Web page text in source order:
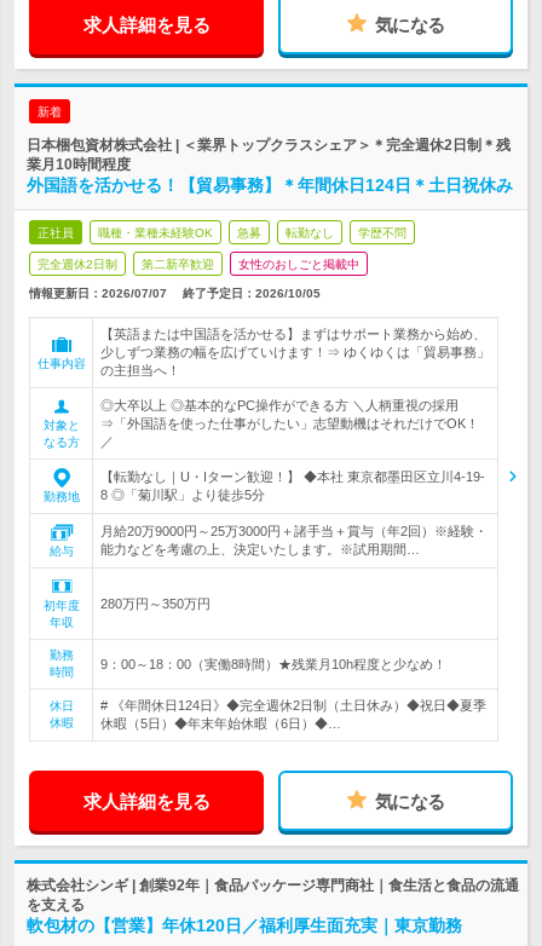
求人詳細を見る 気になる
新着
日本梱包資材株式会社 | ＜業界トップクラスシェア＞＊完全週休2日制＊残
業月10時間程度
外国語を活かせる！【貿易事務】＊年間休日124日＊土日祝休み
正社員 職種・業種未経験OK 急募 転勤なし 学歴不問
完全週休2日制 第二新卒歓迎 女性のおしごと掲載中
情報更新日：2026/07/07 終了予定日： 2026/10/05
仕事内容
【英語または中国語を活かせる】まずはサポート業務から始め、
少しずつ業務の幅を広げていけます！⇒ ゆくゆくは「貿易事務」
の主担当へ！
対象と
なる方
◎大卒以上 ◎基本的なPC操作ができる方 ＼人柄重視の採用
⇒「外国語を使った仕事がしたい」志望動機はそれだけでOK！
／
勤務地
【転勤なし｜U・Iターン歓迎！】 ◆本社 東京都墨田区立川4-19-
8 ◎「菊川駅」より徒歩5分
給与
月給20万9000円～25万3000円＋諸手当＋賞与（年2回）※経験・
能力などを考慮の上、決定いたします。※試用期間…
初年度
年収
280万円～350万円
勤務
時間
9：00～18：00（実働8時間）★残業月10h程度と少なめ！
休日
休暇
# 《年間休日124日》◆完全週休2日制（土日休み）◆祝日◆夏季
休暇（5日）◆年末年始休暇（6日）◆…
求人詳細を見る 気になる
株式会社シンギ | 創業92年｜食品パッケージ専門商社｜食生活と食品の流通
を支える
軟包材の【営業】年休120日／福利厚生面充実｜東京勤務